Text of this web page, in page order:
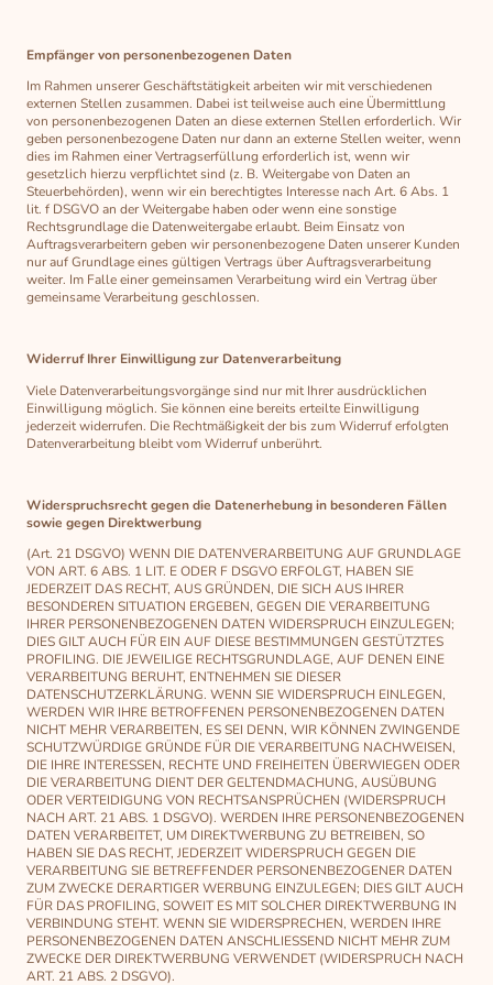
Empfänger von personenbezogenen Daten
Im Rahmen unserer Geschäftstätigkeit arbeiten wir mit verschiedenen
externen Stellen zusammen. Dabei ist teilweise auch eine Übermittlung
von personenbezogenen Daten an diese externen Stellen erforderlich. Wir
geben personenbezogene Daten nur dann an externe Stellen weiter, wenn
dies im Rahmen einer Vertragserfüllung erforderlich ist, wenn wir
gesetzlich hierzu verpflichtet sind (z. B. Weitergabe von Daten an
Steuerbehörden), wenn wir ein berechtigtes Interesse nach Art. 6 Abs. 1
lit. f DSGVO an der Weitergabe haben oder wenn eine sonstige
Rechtsgrundlage die Datenweitergabe erlaubt. Beim Einsatz von
Auftragsverarbeitern geben wir personenbezogene Daten unserer Kunden
nur auf Grundlage eines gültigen Vertrags über Auftragsverarbeitung
weiter. Im Falle einer gemeinsamen Verarbeitung wird ein Vertrag über
gemeinsame Verarbeitung geschlossen.
Widerruf Ihrer Einwilligung zur Datenverarbeitung
Viele Datenverarbeitungsvorgänge sind nur mit Ihrer ausdrücklichen
Einwilligung möglich. Sie können eine bereits erteilte Einwilligung
jederzeit widerrufen. Die Rechtmäßigkeit der bis zum Widerruf erfolgten
Datenverarbeitung bleibt vom Widerruf unberührt.
Widerspruchsrecht gegen die Datenerhebung in besonderen Fällen
sowie gegen Direktwerbung
(Art. 21 DSGVO) WENN DIE DATENVERARBEITUNG AUF GRUNDLAGE
VON ART. 6 ABS. 1 LIT. E ODER F DSGVO ERFOLGT, HABEN SIE
JEDERZEIT DAS RECHT, AUS GRÜNDEN, DIE SICH AUS IHRER
BESONDEREN SITUATION ERGEBEN, GEGEN DIE VERARBEITUNG
IHRER PERSONENBEZOGENEN DATEN WIDERSPRUCH EINZULEGEN;
DIES GILT AUCH FÜR EIN AUF DIESE BESTIMMUNGEN GESTÜTZTES
PROFILING. DIE JEWEILIGE RECHTSGRUNDLAGE, AUF DENEN EINE
VERARBEITUNG BERUHT, ENTNEHMEN SIE DIESER
DATENSCHUTZERKLÄRUNG. WENN SIE WIDERSPRUCH EINLEGEN,
WERDEN WIR IHRE BETROFFENEN PERSONENBEZOGENEN DATEN
NICHT MEHR VERARBEITEN, ES SEI DENN, WIR KÖNNEN ZWINGENDE
SCHUTZWÜRDIGE GRÜNDE FÜR DIE VERARBEITUNG NACHWEISEN,
DIE IHRE INTERESSEN, RECHTE UND FREIHEITEN ÜBERWIEGEN ODER
DIE VERARBEITUNG DIENT DER GELTENDMACHUNG, AUSÜBUNG
ODER VERTEIDIGUNG VON RECHTSANSPRÜCHEN (WIDERSPRUCH
NACH ART. 21 ABS. 1 DSGVO). WERDEN IHRE PERSONENBEZOGENEN
DATEN VERARBEITET, UM DIREKTWERBUNG ZU BETREIBEN, SO
HABEN SIE DAS RECHT, JEDERZEIT WIDERSPRUCH GEGEN DIE
VERARBEITUNG SIE BETREFFENDER PERSONENBEZOGENER DATEN
ZUM ZWECKE DERARTIGER WERBUNG EINZULEGEN; DIES GILT AUCH
FÜR DAS PROFILING, SOWEIT ES MIT SOLCHER DIREKTWERBUNG IN
VERBINDUNG STEHT. WENN SIE WIDERSPRECHEN, WERDEN IHRE
PERSONENBEZOGENEN DATEN ANSCHLIESSEND NICHT MEHR ZUM
ZWECKE DER DIREKTWERBUNG VERWENDET (WIDERSPRUCH NACH
ART. 21 ABS. 2 DSGVO).